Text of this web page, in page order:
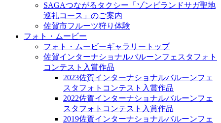
SAGAつながるタクシー「ゾンビランドサガ聖地
巡礼コース」のご案内
佐賀市フルーツ狩り体験
フォト・ムービー
フォト・ムービーギャラリートップ
佐賀インターナショナルバルーンフェスタフォト
コンテスト入賞作品
2023佐賀インターナショナルバルーンフェ
スタフォトコンテスト入賞作品
2022佐賀インターナショナルバルーンフェ
スタフォトコンテスト入賞作品
2019佐賀インターナショナルバルーンフェ